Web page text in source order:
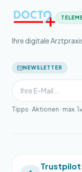
Ihre digitale
NEWSLETTER
Tipps · Aktionen ·
Trustpilot